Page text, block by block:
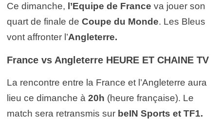
Ce dimanche, l’Equipe de France va jouer son
quart de finale de Coupe du Monde. Les Bleus
vont affronter l’Angleterre.
France vs Angleterre HEURE ET CHAINE TV
La rencontre entre la France et l’Angleterre aura
lieu ce dimanche à 20h (heure française). Le
match sera retransmis sur beIN Sports et TF1.